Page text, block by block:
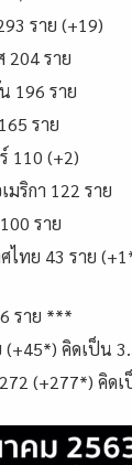
ราย (+19)
204 ราย
196 ราย
ราย
110 (+2)
มริกา 122 ราย
ราย
ไทย 43 ราย
ราย ***
(+45*) คิดเป็น
(+277*) คิด